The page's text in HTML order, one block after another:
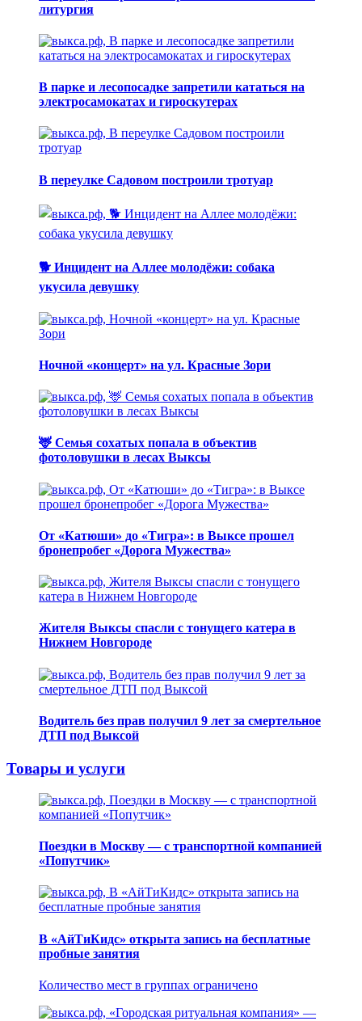
литургия
В парке и лесопосадке запретили кататься на
электросамокатах и гироскутерах
В переулке Садовом построили тротуар
🐕 Инцидент на Аллее молодёжи: собака
укусила девушку
Ночной «концерт» на ул. Красные Зори
🦌 Семья сохатых попала в объектив
фотоловушки в лесах Выксы
От «Катюши» до «Тигра»: в Выксе прошел
бронепробег «Дорога Мужества»
Жителя Выксы спасли с тонущего катера в
Нижнем Новгороде
Водитель без прав получил 9 лет за смертельное
ДТП под Выксой
Товары и услуги
Поездки в Москву — с транспортной компанией
«Попутчик»
В «АйТиКидс» открыта запись на бесплатные
пробные занятия
Количество мест в группах ограничено